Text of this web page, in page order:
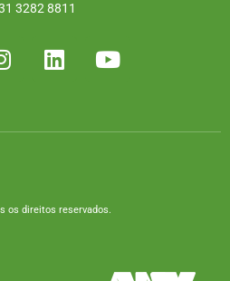
3282 8811
os direitos reservados.